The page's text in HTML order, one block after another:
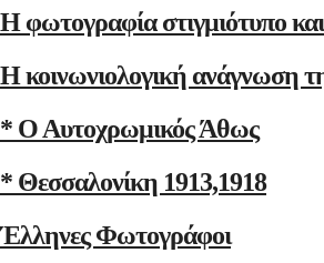
Η φωτογραφία στιγμιότυπο
Η κοινωνιολογική ανάγνωση
* Ο Αυτοχρωμικός Άθως
* Θεσσαλονίκη 1913,1918
Έλληνες Φωτογράφοι